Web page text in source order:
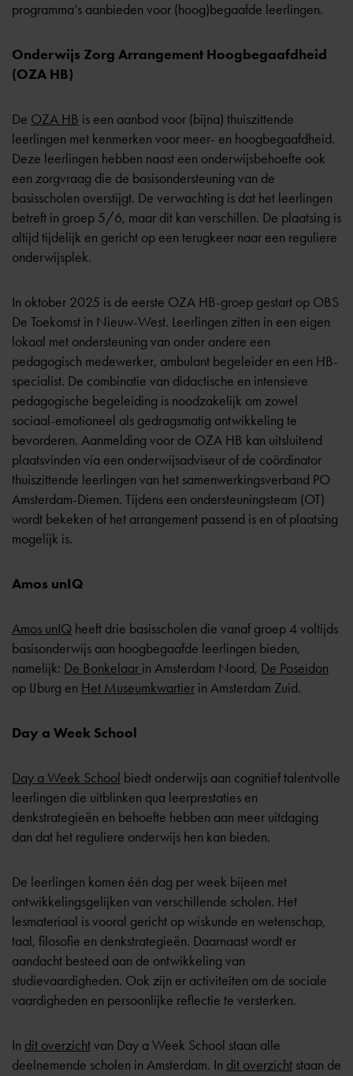
programma’s aanbieden voor (hoog)begaafde leerlingen.
Onderwijs Zorg Arrangement Hoogbegaafdheid
(OZA HB)
De OZA HB is een aanbod voor (bijna) thuiszittende
leerlingen met kenmerken voor meer- en hoogbegaafdheid.
Deze leerlingen hebben naast een onderwijsbehoefte ook
een zorgvraag die de basisondersteuning van de
basisscholen overstijgt. De verwachting is dat het leerlingen
betreft in groep 5/6, maar dit kan verschillen. De plaatsing is
altijd tijdelijk en gericht op een terugkeer naar een reguliere
onderwijsplek.
In oktober 2025 is de eerste OZA HB-groep gestart op OBS
De Toekomst in Nieuw-West. Leerlingen zitten in een eigen
lokaal met ondersteuning van onder andere een
pedagogisch medewerker, ambulant begeleider en een HB-
specialist. De combinatie van didactische en intensieve
pedagogische begeleiding is noodzakelijk om zowel
sociaal-emotioneel als gedragsmatig ontwikkeling te
bevorderen. Aanmelding voor de OZA HB kan uitsluitend
plaatsvinden via een onderwijsadviseur of de coördinator
thuiszittende leerlingen van het samenwerkingsverband PO
Amsterdam-Diemen. Tijdens een ondersteuningsteam (OT)
wordt bekeken of het arrangement passend is en of plaatsing
mogelijk is.
Amos unIQ
Amos unIQ heeft drie basisscholen die vanaf groep 4 voltijds
basisonderwijs aan hoogbegaafde leerlingen bieden,
namelijk: De Bonkelaar in Amsterdam Noord, De Poseidon
op IJburg en Het Museumkwartier in Amsterdam Zuid.
Day a Week School
Day a Week School biedt onderwijs aan cognitief talentvolle
leerlingen die uitblinken qua leerprestaties en
denkstrategieën en behoefte hebben aan meer uitdaging
dan dat het reguliere onderwijs hen kan bieden.
De leerlingen komen één dag per week bijeen met
ontwikkelingsgelijken van verschillende scholen. Het
lesmateriaal is vooral gericht op wiskunde en wetenschap,
taal, filosofie en denkstrategieën. Daarnaast wordt er
aandacht besteed aan de ontwikkeling van
studievaardigheden. Ook zijn er activiteiten om de sociale
vaardigheden en persoonlijke reflectie te versterken.
In dit overzichtvan Day a Week School staan alle
deelnemende scholen in Amsterdam. In dit overzicht staan de